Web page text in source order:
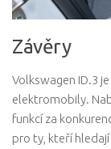
Závěry
Volkswagen ID.3
elektromobily.
funkcí za
pro ty, kteří